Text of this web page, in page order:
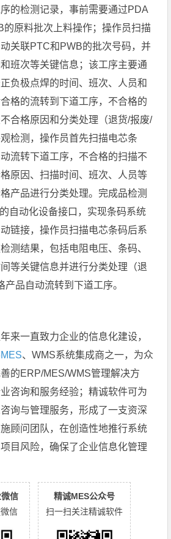
的检测记录，事前需要通过PDA
的原料批次上料操作；操作员扫描
关联PTC和PWB的批次号码，并
班次等关键信息；该工序主要通
负极点焊的时间、班次、人员和
格的流转到下道工序，不合格的
合格原因和分类处理（退货/报废/
检测，操作员首先扫描电芯条
流转下道工序，不合格的扫描不
原因、扫描时间、班次、人员等
产品进行分类处理。完成品检测
自动化设备接口，实现条码系统
链接，操作员扫描电芯条码后系
测结果，包括电阻电压、条码、
等关键信息并进行分类处理（退
产品自动流转到下道工序。
来一直致力企业的信息化建设，
、WMS系统集成商之一，为众
的ERP/MES/WMS管理解决方
咨询和服务经验；精诚软件可为
询与管理服务，形成了一支资深
顾问团队，在创造性地推行系统
目风险，确保了企业信息化管理
信
信
精诚MES公众号
扫一扫关注精诚软件